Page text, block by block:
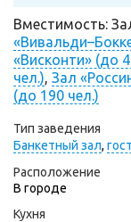
Вместимость:
«Висконти» (до
чел.), Зал
(до 190 чел.)
Тип заведения
Банкетный зал,
Расположение
В городе
Кухня